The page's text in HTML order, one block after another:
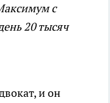
с
20 тысяч
и он